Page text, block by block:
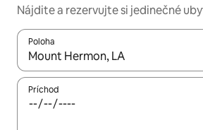
Nájdite a rezervujte si jedinečné
Poloha
Keď budú výsledky k dispozícii,
Príchod